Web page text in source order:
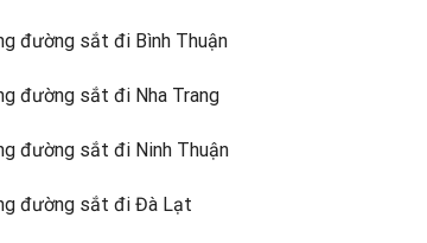
đường sắt đi Bình Thuận
đường sắt đi Nha Trang
đường sắt đi Ninh Thuận
đường sắt đi Đà Lạt